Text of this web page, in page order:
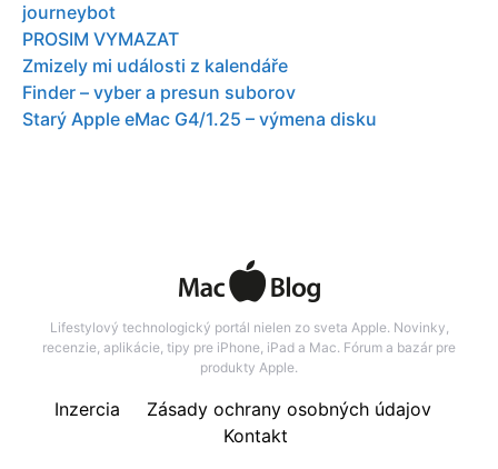
journeybot
PROSIM VYMAZAT
Zmizely mi události z kalendáře
Finder – vyber a presun suborov
Starý Apple eMac G4/1.25 – výmena disku
Lifestylový technologický portál nielen zo sveta Apple. Novinky,
recenzie, aplikácie, tipy pre iPhone, iPad a Mac. Fórum a bazár pre
produkty Apple.
Inzercia
Zásady ochrany osobných údajov
Kontakt